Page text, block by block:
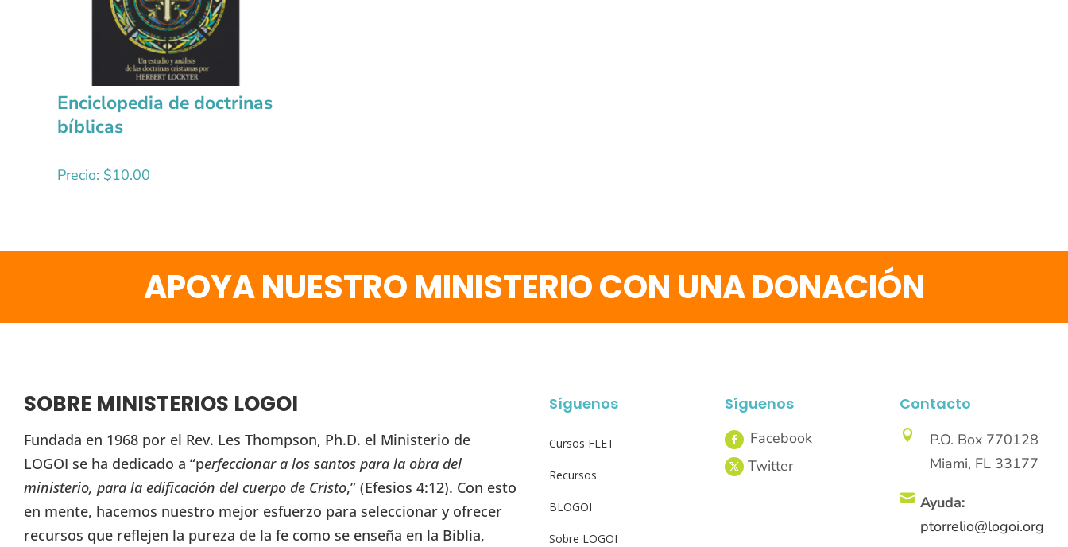
Enciclopedia de doctrinas
bíblicas
Precio: $10.00
APOYA NUESTRO MINISTERIO CON UNA DONACIÓN
SOBRE MINISTERIOS LOGOI
Fundada en 1968 por el Rev. Les Thompson, Ph.D. el Ministerio de
LOGOI se ha dedicado a “perfeccionar a los santos para la obra del
ministerio, para la edificación del cuerpo de Cristo,” (Efesios 4:12). Con esto
en mente, hacemos nuestro mejor esfuerzo para seleccionar y ofrecer
recursos que reflejen la pureza de la fe como se enseña en la Biblia,
Síguenos
Cursos FLET
Recursos
BLOGOI
Sobre LOGOI
Síguenos Contacto

P.O. Box 770128
Miami, FL 33177
 Ayuda:
ptorrelio@logoi.org